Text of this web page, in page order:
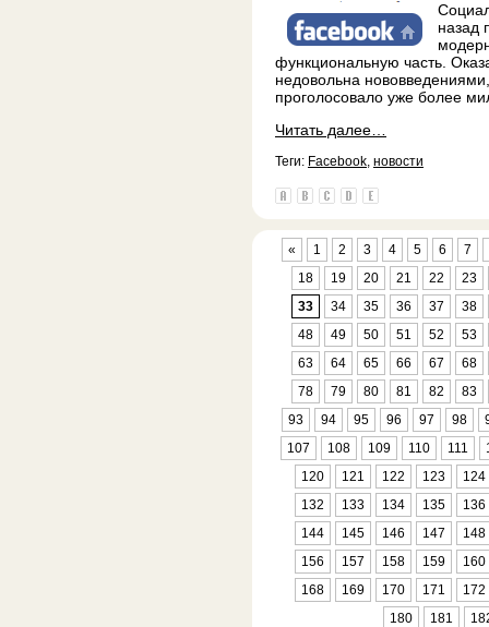
назад
функциональную часть.
недовольна
проголосовало уже более
Читать далее…
Теги: Facebook, новости
« 1 2 3 4 5 6 7
18
19 20 21 22
23
33
34 35 36 37
38
48
49 50 51 52
53
63
64 65 66 67
68
78
79 80 81 82
83
93
94 95 96 97 98
107
108 109 110 111
120
121 122 123
124
132
133 134 135
136
144
145 146 147
148
156
157 158 159
160
168
169 170 171
172
180
181